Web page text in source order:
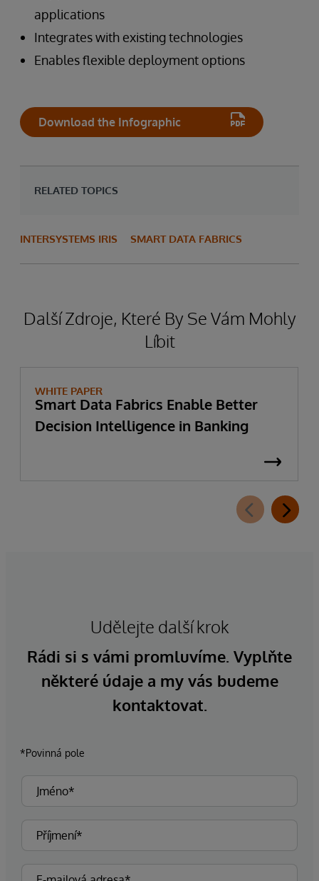
applications
Integrates with existing technologies
Enables flexible deployment options
Download the Infographic
RELATED TOPICS
INTERSYSTEMS IRIS SMART DATA FABRICS
Další Zdroje, Které By Se Vám Mohly
Líbit
WHITE PAPER
Smart Data Fabrics Enable Better
Decision Intelligence in Banking
Udělejte další krok
Rádi si s vámi promluvíme. Vyplňte
některé údaje a my vás budeme
kontaktovat.
*Povinná pole